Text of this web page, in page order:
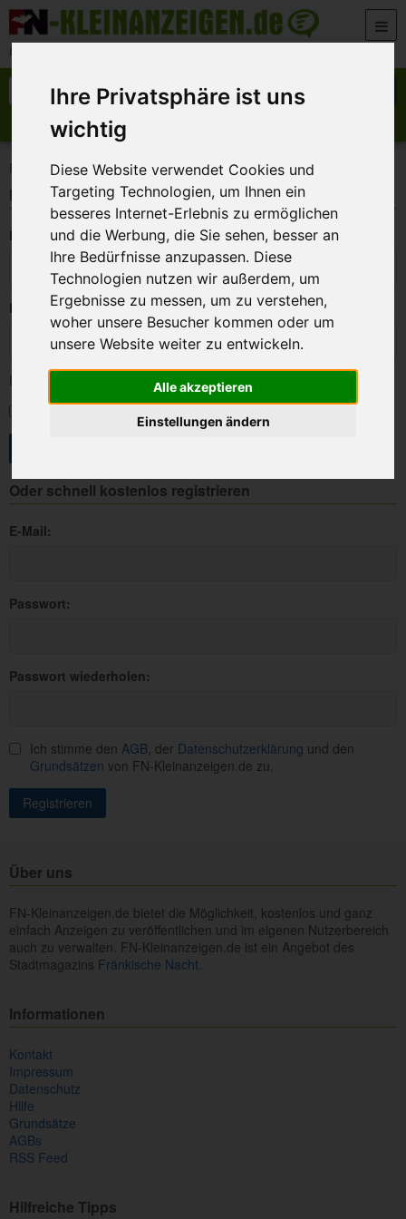
Ihre Privatsphäre ist uns
wichtig
Diese Website verwendet Cookies und
Targeting Technologien, um Ihnen ein
besseres Internet-Erlebnis zu ermöglichen
und die Werbung, die Sie sehen, besser an
Ihre Bedürfnisse anzupassen. Diese
Technologien nutzen wir außerdem, um
Ergebnisse zu messen, um zu verstehen,
woher unsere Besucher kommen oder um
unsere Website weiter zu entwickeln.
Alle akzeptieren
Einstellungen ändern
Zum Inhalt springen
Der beste Platz für deine kostenlose Anzeige
Suche nach:
Anzeige aufgeben
FN-Kleinanzeigen>Login
Login
E-Mail:
Passwort:
Passwort vergessen
Oder schnell kostenlos registrieren
E-Mail:
Passwort:
Passwort wiederholen:
Ich stimme den AGB, der Datenschutzerklärung und den
Grundsätzen von FN-Kleinanzeigen.de zu.
Über uns
FN-Kleinanzeigen.de bietet die Möglichkeit, kostenlos und ganz
einfach Anzeigen zu veröffentlichen und im eigenen Nutzerbereich
auch zu verwalten. FN-Kleinanzeigen.de ist ein Angebot des
Stadtmagazins Fränkische Nacht.
Informationen
Kontakt
Impressum
Datenschutz
Hilfe
Grundsätze
AGBs
RSS Feed
Hilfreiche Tipps